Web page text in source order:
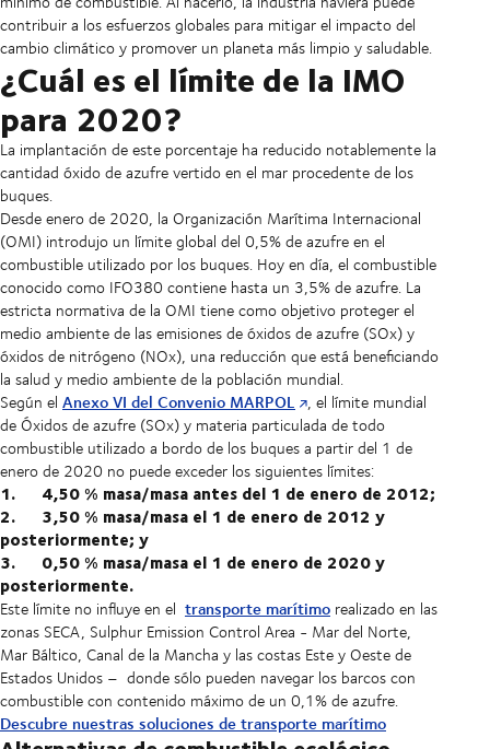
contribuir a los esfuerzos globales para mitigar el impacto del
cambio climático y promover un planeta más limpio y saludable.
¿Cuál es el límite de la IMO
para 2020?
La implantación de este porcentaje ha reducido notablemente la
cantidad óxido de azufre vertido en el mar procedente de los
buques.
Desde enero de 2020, la Organización Marítima Internacional
(OMI) introdujo un límite global del 0,5% de azufre en el
combustible utilizado por los buques. Hoy en día, el combustible
conocido como IFO380 contiene hasta un 3,5% de azufre. La
estricta normativa de la OMI tiene como objetivo proteger el
medio ambiente de las emisiones de óxidos de azufre (SOx) y
óxidos de nitrógeno (NOx), una reducción que está beneficiando
la salud y medio ambiente de la población mundial.
Según el Anexo VI del Convenio MARPOL
, el límite mundial
de Óxidos de azufre (SOx) y materia particulada de todo
combustible utilizado a bordo de los buques a partir del 1 de
enero de 2020 no puede exceder los siguientes límites:
1. 4,50 % masa/masa antes del 1 de enero de 2012;
2. 3,50 % masa/masa el 1 de enero de 2012 y
posteriormente; y
3. 0,50 % masa/masa el 1 de enero de 2020 y
posteriormente.
Este límite no influye en el transporte marítimo realizado en las
zonas SECA, Sulphur Emission Control Area - Mar del Norte,
Mar Báltico, Canal de la Mancha y las costas Este y Oeste de
Estados Unidos – donde sólo pueden navegar los barcos con
combustible con contenido máximo de un 0,1% de azufre.
Descubre nuestras soluciones de transporte marítimo